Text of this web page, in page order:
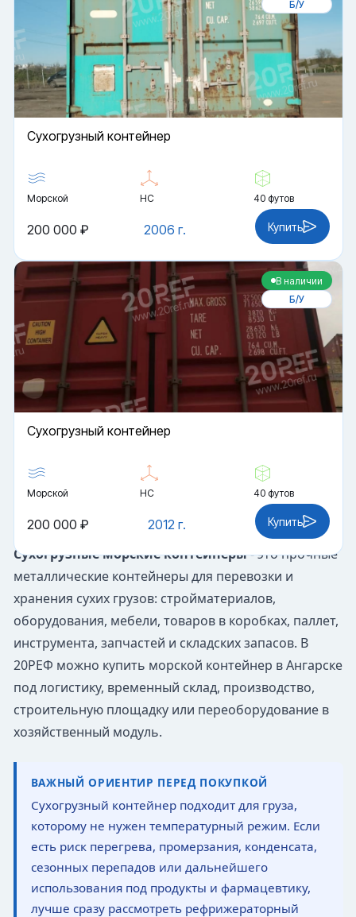
Б/У
Cухогрузный контейнер
Морской HC 40 футов
2006 г.
200 000 ₽ Купить
В наличии
Б/У
Cухогрузный контейнер
Морской HC 40 футов
2012 г.
200 000 ₽ Купить
Сухогрузные морские контейнеры- это прочные
металлические контейнеры для перевозки и
хранения сухих грузов: стройматериалов,
оборудования, мебели, товаров в коробках, паллет,
инструмента, запчастей и складских запасов. В
20РЕФ можно купить морской контейнер в Ангарске
под логистику, временный склад, производство,
строительную площадку или переоборудование в
хозяйственный модуль.
ВАЖНЫЙ ОРИЕНТИР ПЕРЕД ПОКУПКОЙ
Сухогрузный контейнер подходит для груза,
которому не нужен температурный режим. Если
есть риск перегрева, промерзания, конденсата,
сезонных перепадов или дальнейшего
использования под продукты и фармацевтику,
лучше сразу рассмотреть рефрижераторный